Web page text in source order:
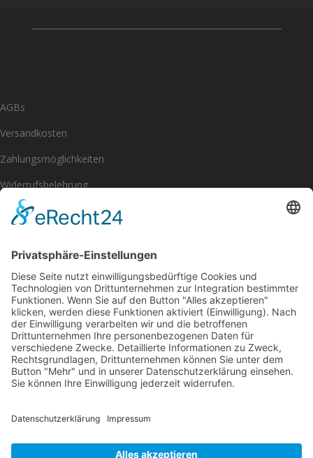
AGBs
Versandkosten
Zahlungsmöglichkeiten
Widerrufsbelehrung
Impressum
[eu_owb_order_withdrawal_button]